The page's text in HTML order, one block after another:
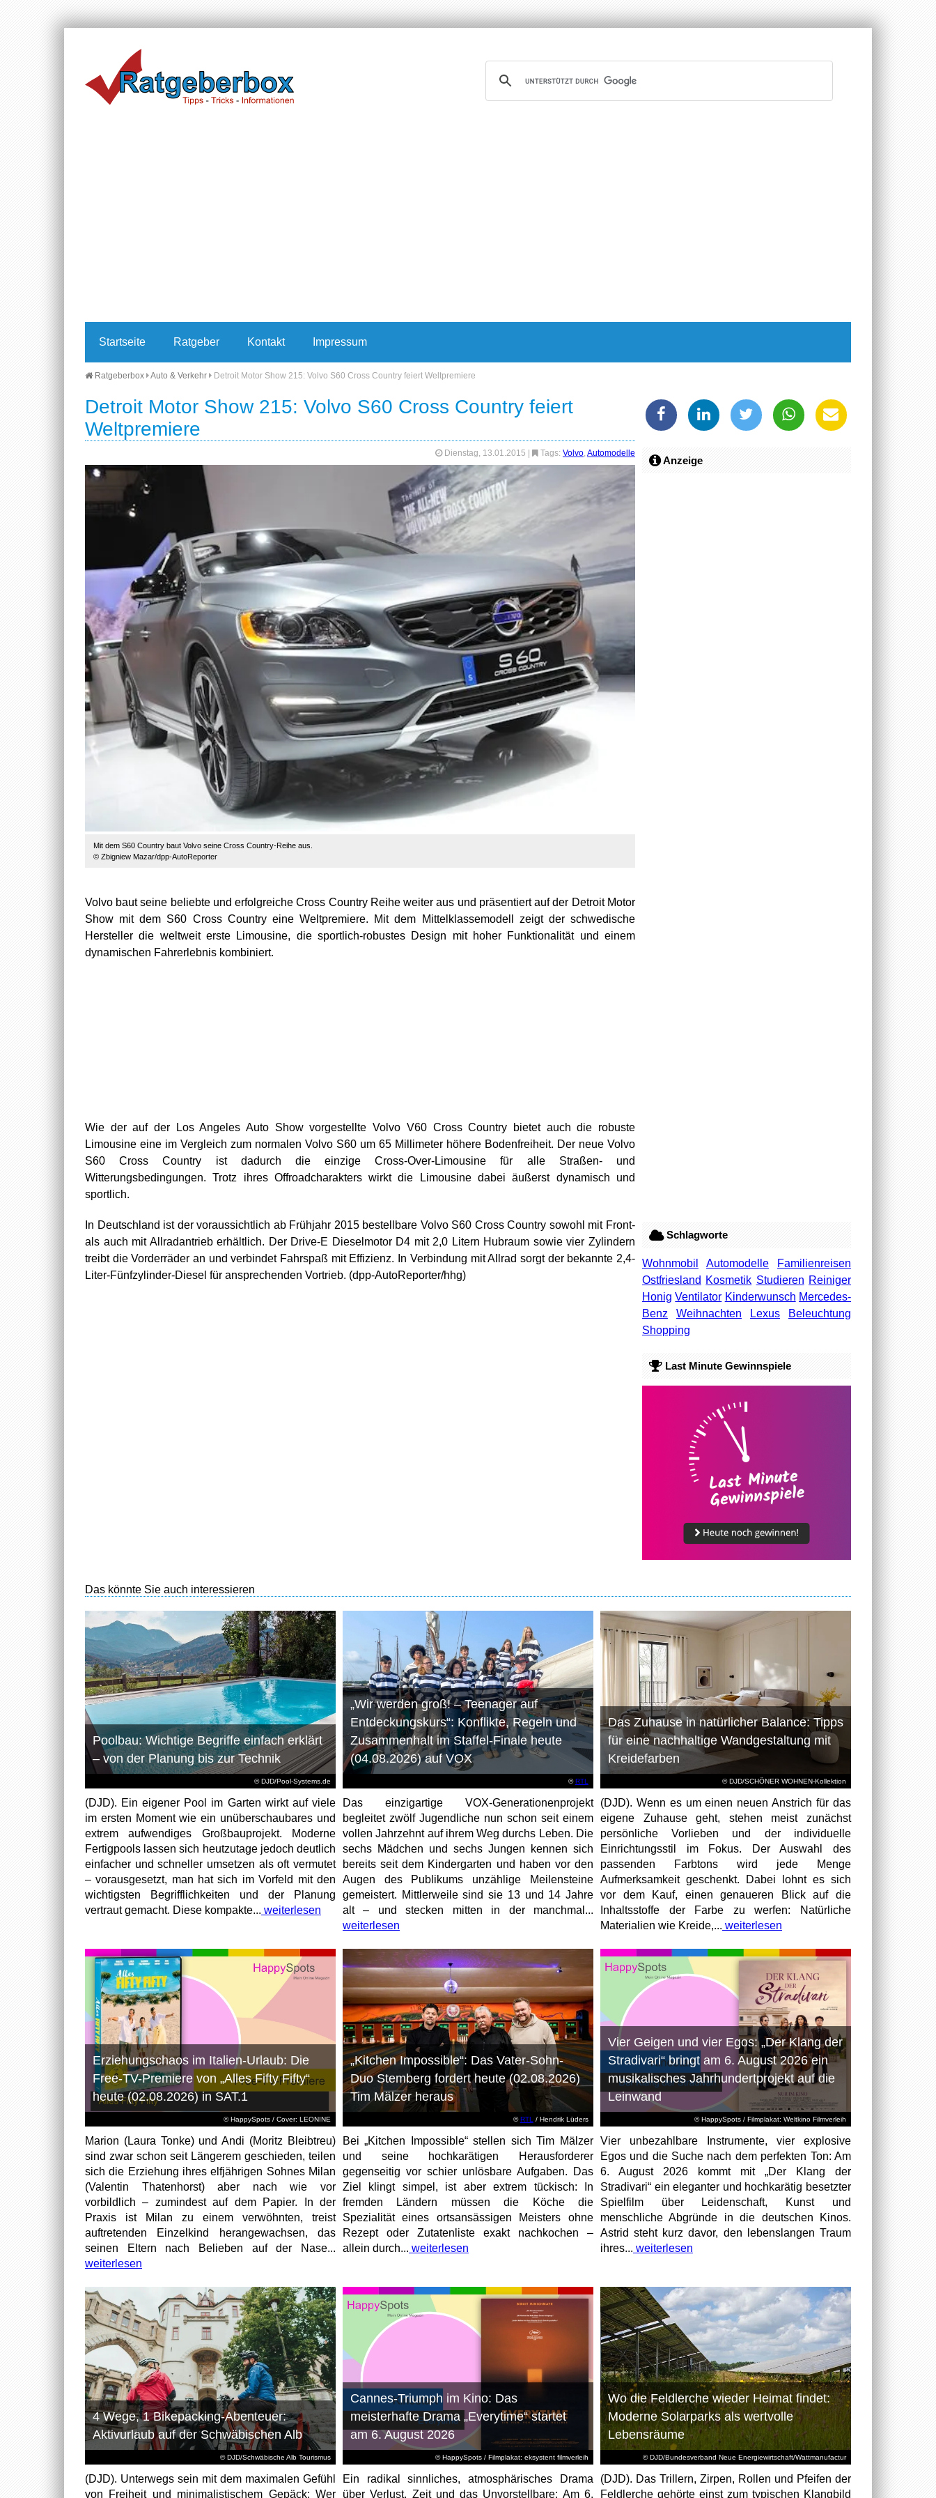
Startseite Ratgeber Kontakt Impressum
Ratgeberbox Auto & Verkehr Detroit Motor Show 215: Volvo S60 Cross Country feiert Weltpremiere
Detroit Motor Show 215: Volvo S60 Cross Country feiert
Weltpremiere
Dienstag, 13.01.2015 Tags: Volvo, Automodelle
Mit dem S60 Country baut Volvo seine Cross Country-Reihe aus.
© Zbigniew Mazar/dpp-AutoReporter
Volvo baut seine beliebte und erfolgreiche Cross Country Reihe weiter aus und präsentiert auf der Detroit Motor
Show mit dem S60 Cross Country eine Weltpremiere. Mit dem Mittelklassemodell zeigt der schwedische
Hersteller die weltweit erste Limousine, die sportlich-robustes Design mit hoher Funktionalität und einem
dynamischen Fahrerlebnis kombiniert.
Wie der auf der Los Angeles Auto Show vorgestellte Volvo V60 Cross Country bietet auch die robuste
Limousine eine im Vergleich zum normalen Volvo S60 um 65 Millimeter höhere Bodenfreiheit. Der neue Volvo
S60 Cross Country ist dadurch die einzige Cross-Over-Limousine für alle Straßen- und
Witterungsbedingungen. Trotz ihres Offroadcharakters wirkt die Limousine dabei äußerst dynamisch und
sportlich.
In Deutschland ist der voraussichtlich ab Frühjahr 2015 bestellbare Volvo S60 Cross Country sowohl mit Front-
als auch mit Allradantrieb erhältlich. Der Drive-E Dieselmotor D4 mit 2,0 Litern Hubraum sowie vier Zylindern
treibt die Vorderräder an und verbindet Fahrspaß mit Effizienz. In Verbindung mit Allrad sorgt der bekannte 2,4-
Liter-Fünfzylinder-Diesel für ansprechenden Vortrieb. (dpp-AutoReporter/hhg)
Anzeige
Schlagworte
Wohnmobil Automodelle
Familienreisen
Ostfriesland Kosmetik Studieren Reiniger
Honig Ventilator Kinderwunsch Mercedes-
Benz
Weihnachten Lexus
Beleuchtung
Shopping
Last Minute Gewinnspiele
Das könnte Sie auch interessieren
© DJD/Pool-Systems.de
Poolbau: Wichtige Begriffe einfach erklärt
– von der Planung bis zur Technik
(DJD). Ein eigener Pool im Garten wirkt auf viele
im ersten Moment wie ein unüberschaubares und
extrem aufwendiges Großbauprojekt. Moderne
Fertigpools lassen sich heutzutage jedoch deutlich
einfacher und schneller umsetzen als oft vermutet
– vorausgesetzt, man hat sich im Vorfeld mit den
wichtigsten Begrifflichkeiten und der Planung
vertraut gemacht. Diese kompakte... weiterlesen
©RTL
„Wir werden groß! – Teenager auf
Entdeckungskurs“: Konflikte, Regeln und
Zusammenhalt im Staffel-Finale heute
(04.08.2026) auf VOX
Das einzigartige VOX-Generationenprojekt
begleitet zwölf Jugendliche nun schon seit einem
vollen Jahrzehnt auf ihrem Weg durchs Leben. Die
sechs Mädchen und sechs Jungen kennen sich
bereits seit dem Kindergarten und haben vor den
Augen des Publikums unzählige Meilensteine
gemeistert. Mittlerweile sind sie 13 und 14 Jahre
alt – und stecken mitten in der manchmal...
weiterlesen
© DJD/SCHÖNER WOHNEN-Kollektion
Das Zuhause in natürlicher Balance: Tipps
für eine nachhaltige Wandgestaltung mit
Kreidefarben
(DJD). Wenn es um einen neuen Anstrich für das
eigene Zuhause geht, stehen meist zunächst
persönliche Vorlieben und der individuelle
Einrichtungsstil im Fokus. Der Auswahl des
passenden Farbtons wird jede Menge
Aufmerksamkeit geschenkt. Dabei lohnt es sich
vor dem Kauf, einen genaueren Blick auf die
Inhaltsstoffe der Farbe zu werfen: Natürliche
Materialien wie Kreide,... weiterlesen
© HappySpots / Cover: LEONINE
Erziehungschaos im Italien-Urlaub: Die
Free-TV-Premiere von „Alles Fifty Fifty“
heute (02.08.2026) in SAT.1
Marion (Laura Tonke) und Andi (Moritz Bleibtreu)
sind zwar schon seit Längerem geschieden, teilen
sich die Erziehung ihres elfjährigen Sohnes Milan
(Valentin Thatenhorst) aber nach wie vor
vorbildlich – zumindest auf dem Papier. In der
Praxis ist Milan zu einem verwöhnten, treist
auftretenden Einzelkind herangewachsen, das
seinen Eltern nach Belieben auf der Nase...
weiterlesen
©RTL / Hendrik Lüders
„Kitchen Impossible“: Das Vater-Sohn-
Duo Stemberg fordert heute (02.08.2026)
Tim Mälzer heraus
Bei „Kitchen Impossible“ stellen sich Tim Mälzer
und seine hochkarätigen Herausforderer
gegenseitig vor schier unlösbare Aufgaben. Das
Ziel klingt simpel, ist aber extrem tückisch: In
fremden Ländern müssen die Köche die
Spezialität eines ortsansässigen Meisters ohne
Rezept oder Zutatenliste exakt nachkochen –
allein durch... weiterlesen
© HappySpots / Filmplakat: Weltkino Filmverleih
Vier Geigen und vier Egos: „Der Klang der
Stradivari“ bringt am 6. August 2026 ein
musikalisches Jahrhundertprojekt auf die
Leinwand
Vier unbezahlbare Instrumente, vier explosive
Egos und die Suche nach dem perfekten Ton: Am
6. August 2026 kommt mit „Der Klang der
Stradivari“ ein eleganter und hochkarätig besetzter
Spielfilm über Leidenschaft, Kunst und
menschliche Abgründe in die deutschen Kinos.
Astrid steht kurz davor, den lebenslangen Traum
ihres... weiterlesen
© DJD/Schwäbische Alb Tourismus
4 Wege, 1 Bikepacking-Abenteuer:
Aktivurlaub auf der Schwäbischen Alb
(DJD). Unterwegs sein mit dem maximalen Gefühl
von Freiheit und minimalistischem Gepäck: Wer
© HappySpots / Filmplakat: eksystent filmverleih
Cannes-Triumph im Kino: Das
meisterhafte Drama „Everytime“ startet
am 6. August 2026
Ein radikal sinnliches, atmosphärisches Drama
über Verlust, Zeit und das Unvorstellbare: Am 6.
© DJD/Bundesverband Neue Energiewirtschaft/Wattmanufactur
Wo die Feldlerche wieder Heimat findet:
Moderne Solarparks als wertvolle
Lebensräume
(DJD). Das Trillern, Zirpen, Rollen und Pfeifen der
Feldlerche gehörte einst zum typischen Klangbild